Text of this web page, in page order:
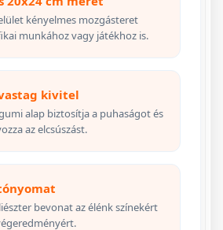
kényelmes mozgásteret
munkához vagy játékhoz is.
kivitel
alap biztosítja a puhaságot és
az elcsúszást.
bevonat az élénk színekért